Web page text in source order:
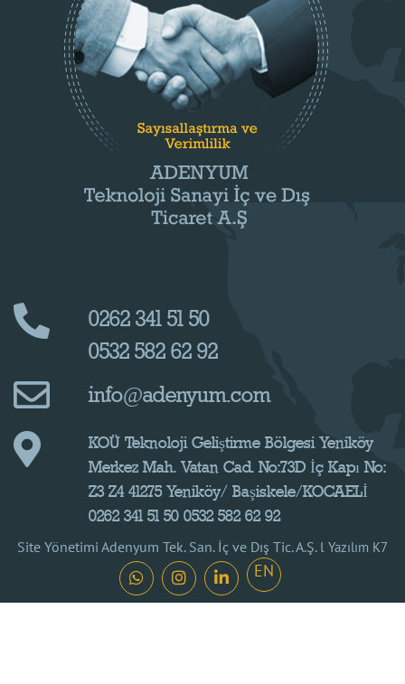
0262 341 51 50
0532 582 62 92
info@adenyum.com
KOÜ Teknoloji Geliştirme Bölgesi Yeniköy
Merkez Mah. Vatan Cad. No:73D İç Kapı No:
Z3 Z4 41275 Yeniköy/ Başiskele/KOCAELİ
0262 341 51 50 0532 582 62 92
Site Yönetimi Adenyum Tek. San. İç ve Dış Tic. A.Ş. l Yazılım K7
EN